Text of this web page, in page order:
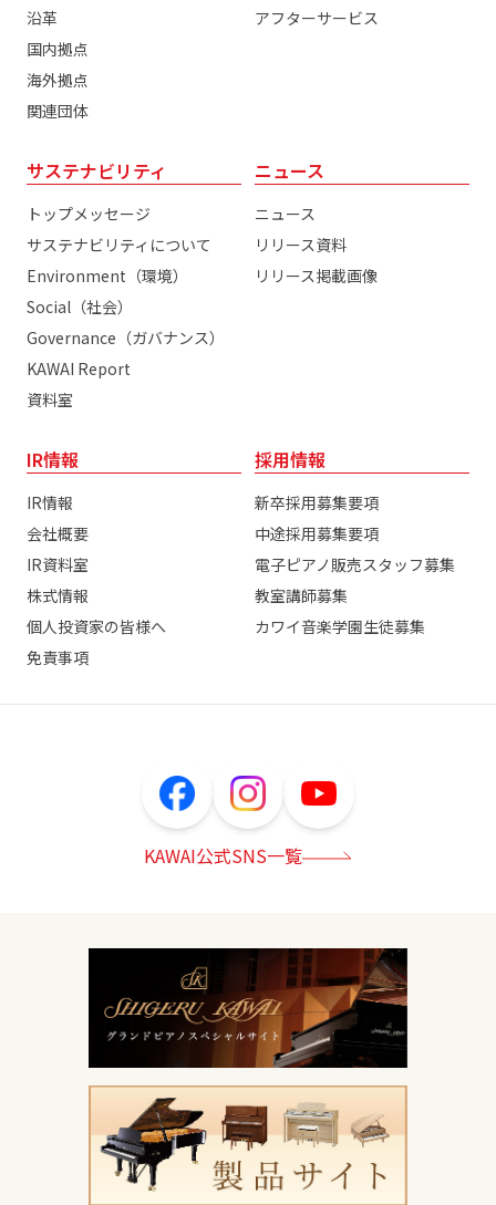
沿革
国内拠点
海外拠点
関連団体
アフターサービス
サステナビリティ
トップメッセージ
サステナビリティについて
Environment（環境）
Social（社会）
Governance（ガバナンス）
KAWAI Report
資料室
ニュース
ニュース
リリース資料
リリース掲載画像
IR情報
IR情報
会社概要
IR資料室
株式情報
個人投資家の皆様へ
免責事項
採用情報
新卒採用募集要項
中途採用募集要項
電子ピアノ販売スタッフ募集
教室講師募集
カワイ音楽学園生徒募集
KAWAI公式SNS一覧